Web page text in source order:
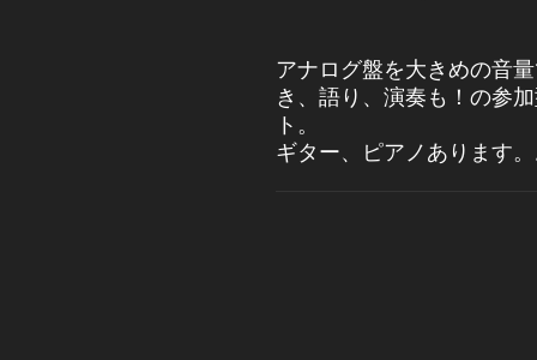
アナログ盤を大きめの音
き、語り、演奏も！の参
ト。
ギター、ピアノあります